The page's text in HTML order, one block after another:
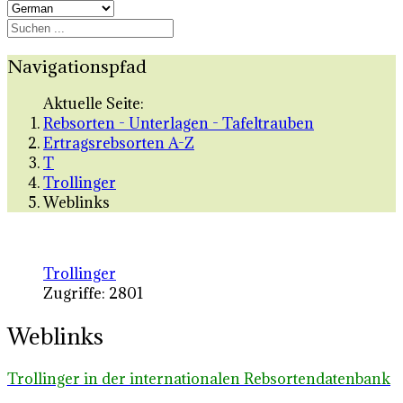
Navigationspfad
Aktuelle Seite:
Rebsorten - Unterlagen - Tafeltrauben
Ertragsrebsorten A-Z
T
Trollinger
Weblinks
Trollinger
Zugriffe: 2801
Weblinks
Trollinger in der internationalen Rebsortendatenbank